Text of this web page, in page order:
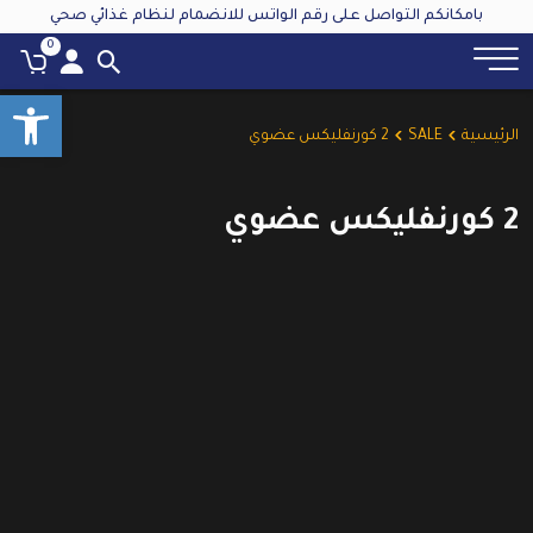
بامكانكم التواصل على رقم الواتس للانضمام لنظام غذائي صحي
0
الرئيسية SALE 2 كورنفليكس عضوي
2 كورنفليكس عضوي